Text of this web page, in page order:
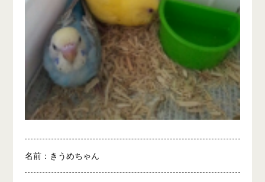
名前：きうめちゃん